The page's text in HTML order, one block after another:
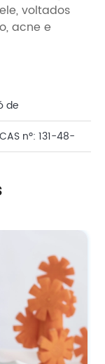
voltados
acne e
de
nº: 131-48-